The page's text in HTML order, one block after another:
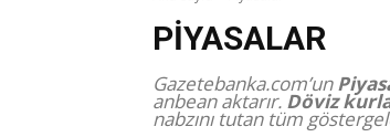
PIYASALAR
Gazetebanka.com’un
anbean aktarır. Döviz
nabzını tutan tüm